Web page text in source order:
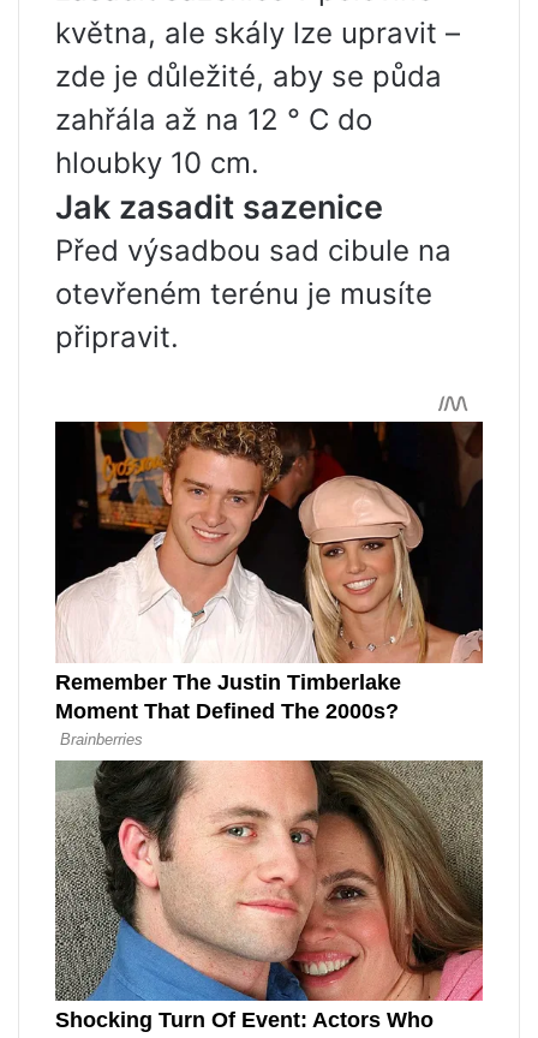
května, ale skály lze upravit –
zde je důležité, aby se půda
zahřála až na 12 ° C do
hloubky 10 cm.
Jak zasadit sazenice
Před výsadbou sad cibule na
otevřeném terénu je musíte
připravit.